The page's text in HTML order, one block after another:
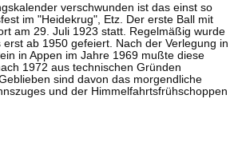
verschwunden ist das einst so
im "Heidekrug", Etz. Der erste Ball mit
am 29. Juli 1923 statt. Regelmäßig wurde
ab 1950 gefeiert. Nach der Verlegung in
in Appen im Jahre 1969 mußte diese
1972 aus technischen Gründen
sind davon das morgendliche
und der Himmelfahrtsfrühschoppen